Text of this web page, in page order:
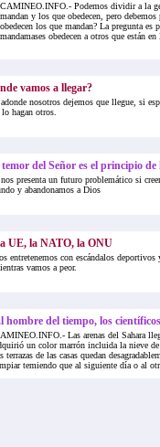
CAMINEO.INFO.- Podemos dividir a la
mandan y los que obedecen, pero debemos
obedecen los que mandan? La pregunta es
mandamases obedecen a otros que están
vamos a llegar?
nosotros dejemos que llegue, si
lo hagan otros.
del Señor es el principio
presenta un futuro problemático si
y abandonamos a Dios
UE, la NATO, la ONU
entretenemos con escándalos deportivos
vamos a peor.
hombre del tiempo, los
Las arenas del Sahara
un color marrón incluida la nieve
terrazas de las casas quedan
temiendo que al siguiente día o al